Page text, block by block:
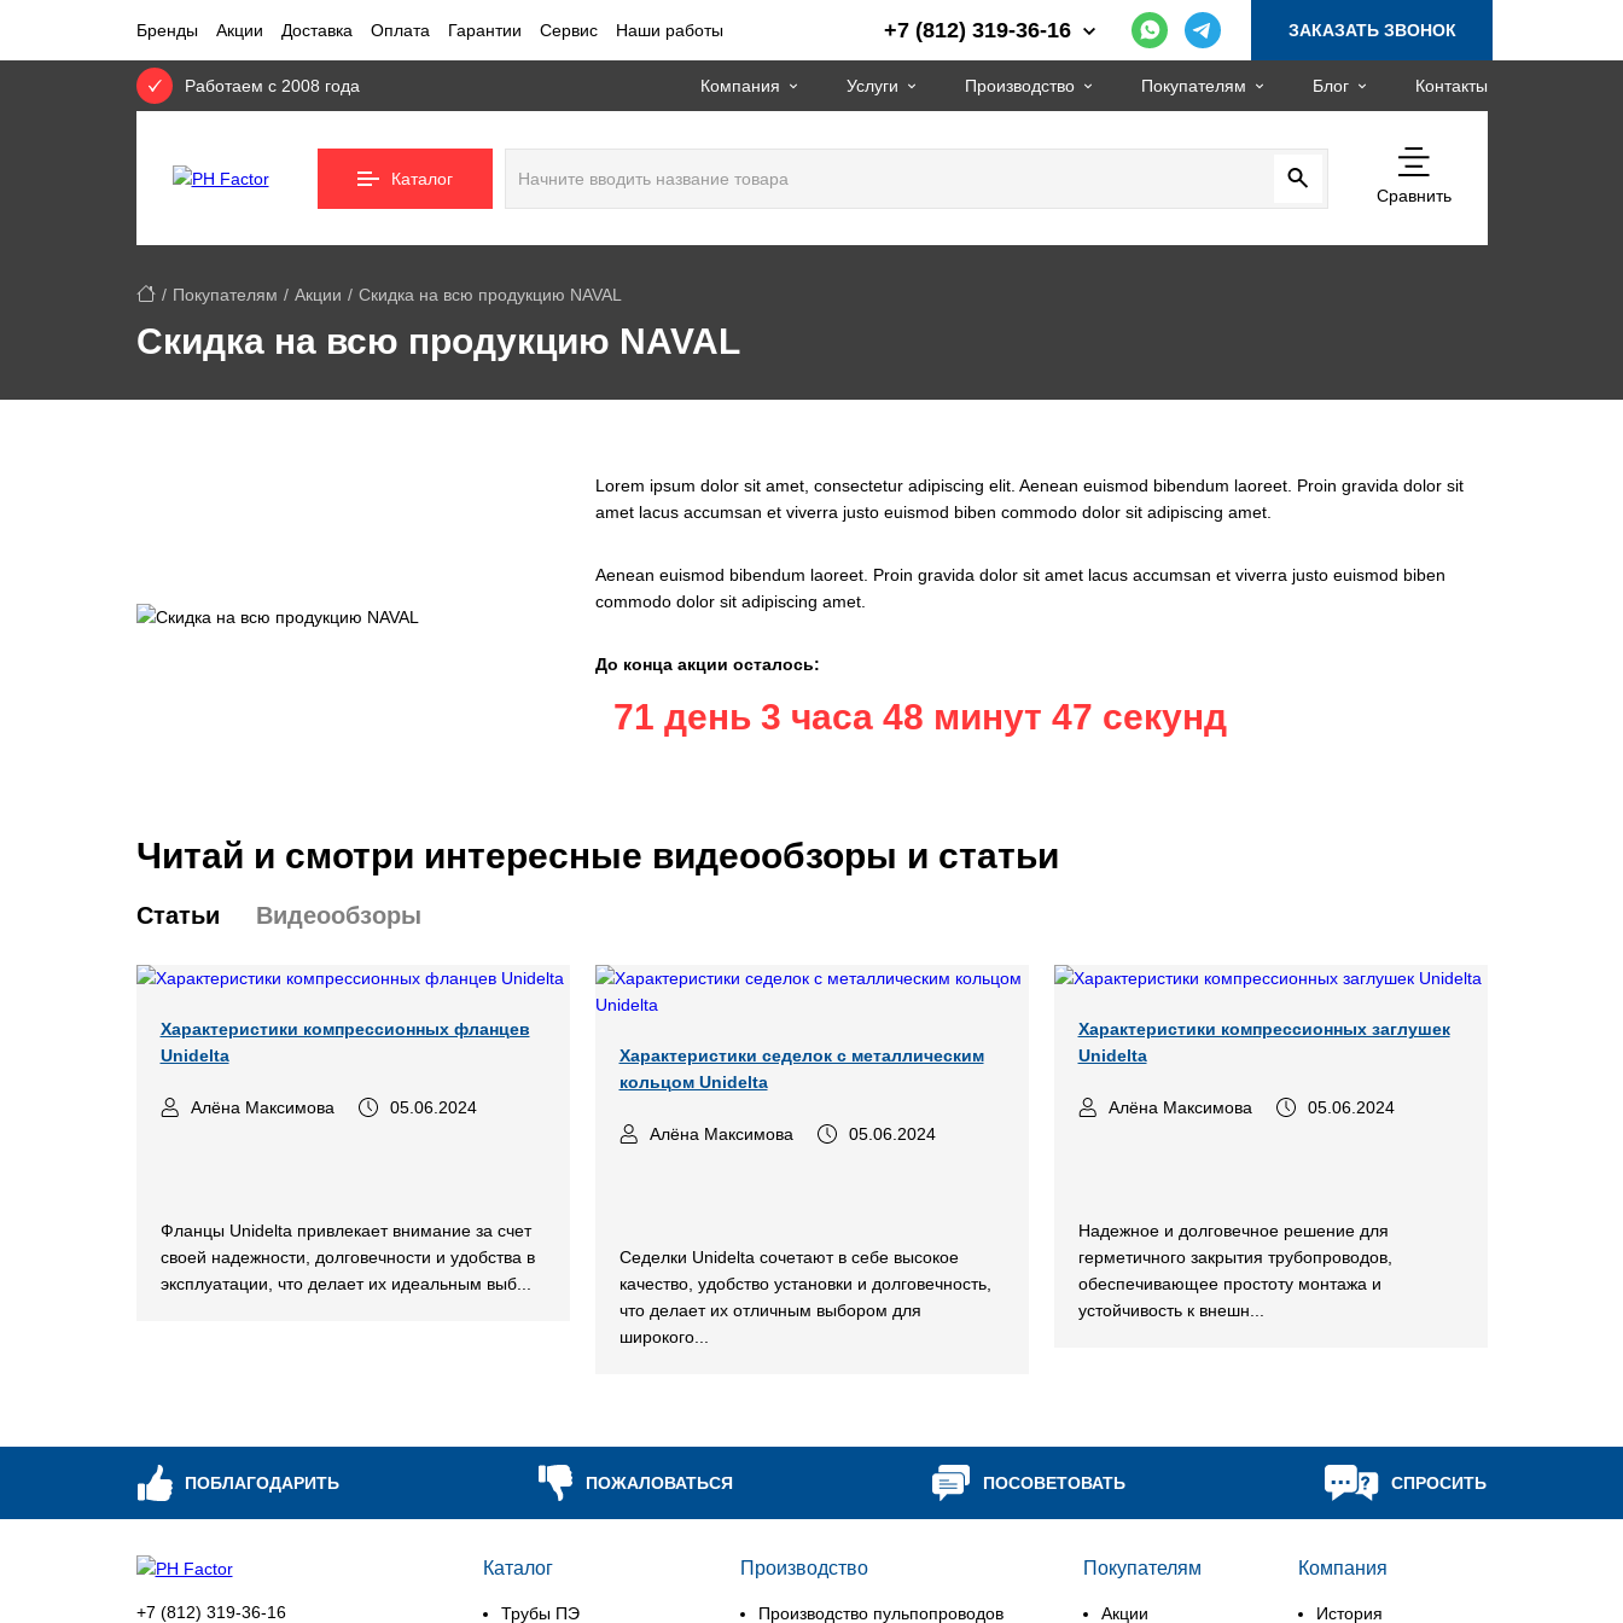
Бренды Акции Доставка Оплата Гарантии Сервис Наши работы +7 (812) 319-36-16 ЗАКАЗАТЬ ЗВОНОК
Работаем с 2008 года Компания Услуги Производство Покупателям Блог Контакты
Каталог
Сравнить
Покупателям Акции Скидка на всю продукцию NAVAL
Скидка на всю продукцию NAVAL
Lorem ipsum dolor sit amet, consectetur adipiscing elit. Aenean euismod bibendum laoreet. Proin gravida dolor sit
amet lacus accumsan et viverra justo euismod biben commodo dolor sit adipiscing amet.
Aenean euismod bibendum laoreet. Proin gravida dolor sit amet lacus accumsan et viverra justo euismod biben
commodo dolor sit adipiscing amet.
До конца акции осталось:
71 день 3 часа 48 минут 47 секунд
Читай и смотри интересные видеообзоры и статьи
Статьи Видеообзоры
Характеристики компрессионных фланцев
Unidelta
Алёна Максимова 05.06.2024
Фланцы Unidelta привлекает внимание за счет
своей надежности, долговечности и удобства в
эксплуатации, что делает их идеальным выб...
Характеристики седелок с металлическим
кольцом Unidelta
Алёна Максимова 05.06.2024
Седелки Unidelta сочетают в себе высокое
качество, удобство установки и долговечность,
что делает их отличным выбором для
широкого...
Характеристики компрессионных заглушек
Unidelta
Алёна Максимова 05.06.2024
Надежное и долговечное решение для
герметичного закрытия трубопроводов,
обеспечивающее простоту монтажа и
устойчивость к внешн...
ПОБЛАГОДАРИТЬ ПОЖАЛОВАТЬСЯ ПОСОВЕТОВАТЬ СПРОСИТЬ
+7 (812) 319-36-16
Каталог
Трубы ПЭ
Производство
Производство пульпопроводов
Покупателям
Акции
Компания
История